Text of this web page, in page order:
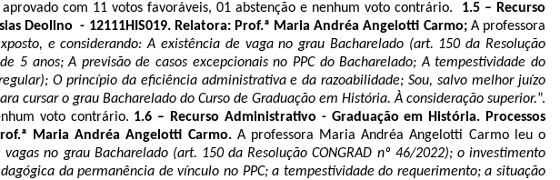
com 11 votos favoráveis, 01 abstenção e nenhum voto contrário.
1.5 – Recurso
Deolino - 12111HIS019. Relatora: Prof.ª Maria Andréa Angelotti Carmo; A professora
e considerando: A existência de vaga no grau Bacharelado (art. 150 da Resolução
anos; A previsão de casos excepcionais no PPC do Bacharelado; A tempestividade do
O princípio da eficiência administrativa e da razoabilidade; Sou, salvo melhor juízo
cursar o grau Bacharelado do Curso de Graduação em História. À consideração superior.”.
voto contrário. 1.6 – Recurso Administrativo - Graduação em História. Processos
Maria Andréa Angelotti Carmo. A professora Maria Andréa Angelotti Carmo leu o
no grau Bacharelado (art. 150 da Resolução CONGRAD nº 46/2022); o investimento
da permanência de vínculo no PPC; a tempestividade do requerimento; a situação